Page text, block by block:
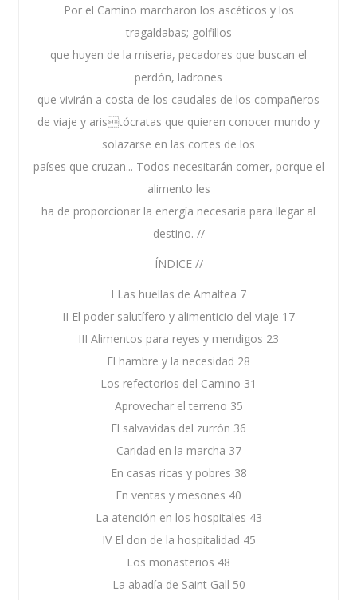
Por el Camino marcharon los ascéticos y los
tragaldabas; golfillos
que huyen de la miseria, pecadores que buscan el
perdón, ladrones
que vivirán a costa de los caudales de los compañeros
de viaje y aristócratas que quieren conocer mundo y
solazarse en las cortes de los
países que cruzan... Todos necesitarán comer, porque el
alimento les
ha de proporcionar la energía necesaria para llegar al
destino. //
ÍNDICE //
I Las huellas de Amaltea 7
II El poder salutífero y alimenticio del viaje 17
III Alimentos para reyes y mendigos 23
El hambre y la necesidad 28
Los refectorios del Camino 31
Aprovechar el terreno 35
El salvavidas del zurrón 36
Caridad en la marcha 37
En casas ricas y pobres 38
En ventas y mesones 40
La atención en los hospitales 43
IV El don de la hospitalidad 45
Los monasterios 48
La abadía de Saint Gall 50